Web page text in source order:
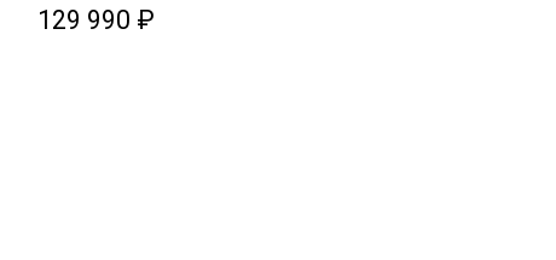
129 990 ₽